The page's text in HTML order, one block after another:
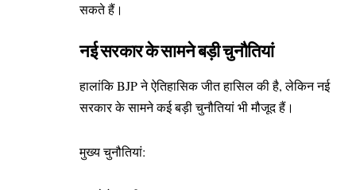
सकते हैं।
नई सरकार के सामने बड़ी चुनौतियां
हालांकि BJP ने ऐतिहासिक जीत हासिल की है, लेकिन नई
सरकार के सामने कई बड़ी चुनौतियां भी मौजूद हैं।
मुख्य चुनौतियां: